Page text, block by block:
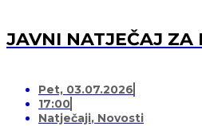
JAVNI NATJEČAJ ZA
Pet, 03.07.2026
17:00
Natječaji, Novosti